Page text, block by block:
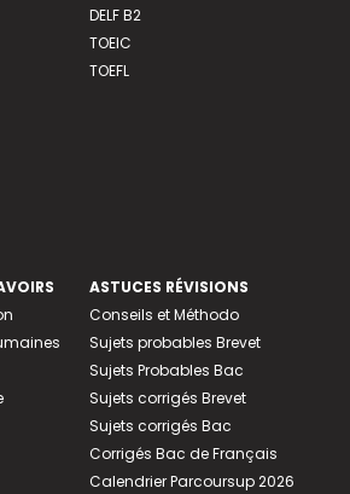
DELF B2
TOEIC
TOEFL
ASTUCES RÉVISIONS
Conseils et Méthodo
Sujets probables Brevet
Sujets Probables Bac
Sujets corrigés Brevet
Sujets corrigés Bac
Corrigés Bac de Français
Calendrier Parcoursup 2026